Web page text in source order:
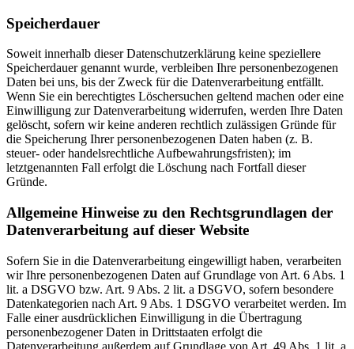
Speicherdauer
Soweit innerhalb dieser Datenschutzerklärung keine speziellere
Speicherdauer genannt wurde, verbleiben Ihre personenbezogenen
Daten bei uns, bis der Zweck für die Datenverarbeitung entfällt.
Wenn Sie ein berechtigtes Löschersuchen geltend machen oder eine
Einwilligung zur Datenverarbeitung widerrufen, werden Ihre Daten
gelöscht, sofern wir keine anderen rechtlich zulässigen Gründe für
die Speicherung Ihrer personenbezogenen Daten haben (z. B.
steuer- oder handelsrechtliche Aufbewahrungsfristen); im
letztgenannten Fall erfolgt die Löschung nach Fortfall dieser
Gründe.
Allgemeine Hinweise zu den Rechtsgrundlagen der
Datenverarbeitung auf dieser Website
Sofern Sie in die Datenverarbeitung eingewilligt haben, verarbeiten
wir Ihre personenbezogenen Daten auf Grundlage von Art. 6 Abs. 1
lit. a DSGVO bzw. Art. 9 Abs. 2 lit. a DSGVO, sofern besondere
Datenkategorien nach Art. 9 Abs. 1 DSGVO verarbeitet werden. Im
Falle einer ausdrücklichen Einwilligung in die Übertragung
personenbezogener Daten in Drittstaaten erfolgt die
Datenverarbeitung außerdem auf Grundlage von Art. 49 Abs. 1 lit. a